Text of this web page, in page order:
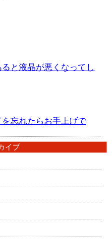
と液晶が悪くなってし
忘れたらお手上げで
イブ